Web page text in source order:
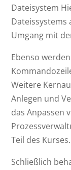
Dateisystem
Dateissystems
Umgang mit
Ebenso
Weitere
Anlegen und
das Anpassen
Teil des Kurses.
Schließlich